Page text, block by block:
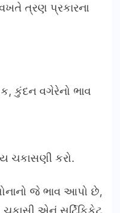
વખતે ત્રણ પ્રકારના
કુંદન વગેરેનો ભાવ
ચકાસણી કરો.
જે ભાવ આપો છે,
એનું સર્ટિફિકેટ